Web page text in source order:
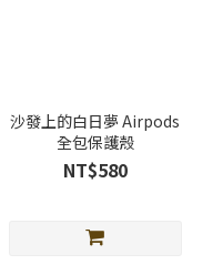
沙發上的白日夢 Airpods
全包保護殼
NT$580